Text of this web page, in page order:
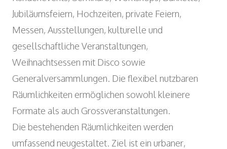
Jubiläumsfeiern, Hochzeiten, private Feiern,
Messen, Ausstellungen, kulturelle und
gesellschaftliche Veranstaltungen,
Weihnachtsessen mit Disco sowie
Generalversammlungen. Die flexibel nutzbaren
Räumlichkeiten ermöglichen sowohl kleinere
Formate als auch Grossveranstaltungen.
Die bestehenden Räumlichkeiten werden
umfassend neugestaltet. Ziel ist ein urbaner,